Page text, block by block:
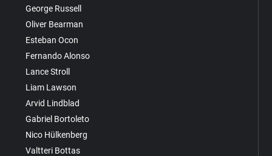
George Russell
Oliver Bearman
Esteban Ocon
Fernando Alonso
Lance Stroll
Liam Lawson
Arvid Lindblad
Gabriel Bortoleto
Nico Hülkenberg
Valtteri Bottas